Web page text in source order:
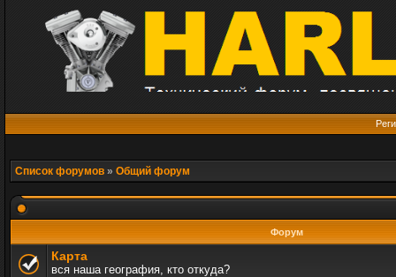
Список форумов » Общий форум
Форум
Карта
вся наша география, кто откуда?